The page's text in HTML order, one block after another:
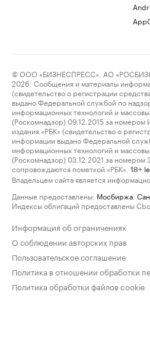
© ООО «БИЗНЕСПРЕСС», АО
2026. Сообщения и материалы
(свидетельство о регистрации
выдано Федеральной службой по
информационных технологий и
(Роскомнадзор) 09.12.2015 за
издания «РБК» (свидетельство о
информации выдано Федеральной
информационных технологий и
(Роскомнадзор) 03.12.2021 за
сопровождаются пометкой «РБК».
18+
Владельцем сайта является
Данные предоставлены: Мосбиржа
Индексы облигаций предоставлены
Информация об ограничениях
О соблюдении авторских прав
Пользовательское соглашение
Политика в отношении обработки
Политика обработки файлов cookie